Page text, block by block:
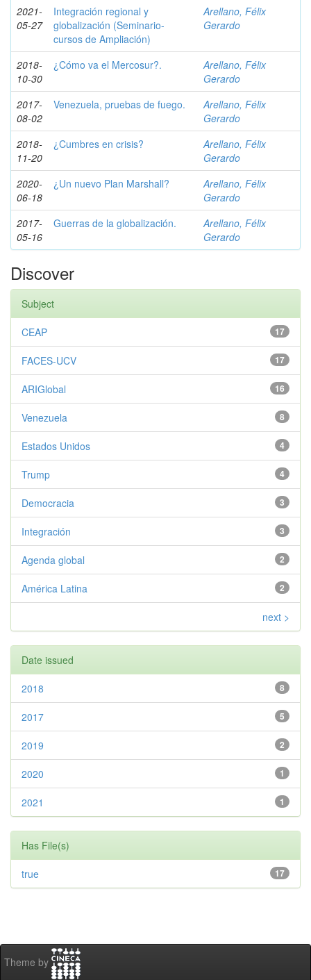
2021-
05-27
Integración regional y
globalización (Seminario-
cursos de Ampliación)
Arellano, Félix
Gerardo
2018-
10-30
¿Cómo va el Mercosur?.
Arellano, Félix
Gerardo
2017-
08-02
Venezuela, pruebas de fuego.
Arellano, Félix
Gerardo
2018-
11-20
¿Cumbres en crisis?
Arellano, Félix
Gerardo
2020-
06-18
¿Un nuevo Plan Marshall?
Arellano, Félix
Gerardo
2017-
05-16
Guerras de la globalización.
Arellano, Félix
Gerardo
Discover
Subject
17
CEAP
17
FACES-UCV
16
ARIGlobal
8
Venezuela
4
Estados Unidos
4
Trump
3
Democracia
3
Integración
2
Agenda global
2
América Latina
next >
Date issued
8
2018
5
2017
2
2019
1
2020
1
2021
Has File(s)
17
true
Theme by